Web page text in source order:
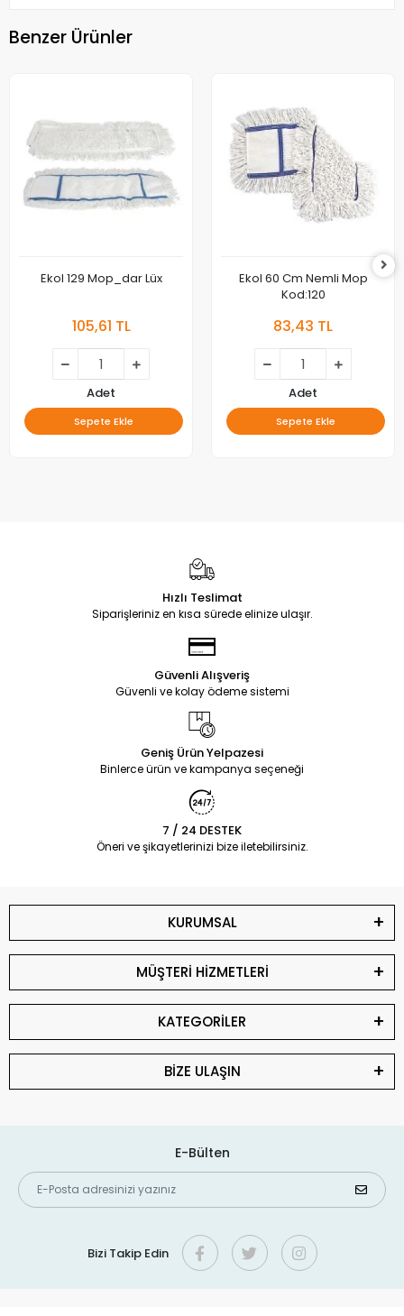
Benzer Ürünler
Ekol 129 Mop_dar Lüx
105,61 TL
Adet
Sepete Ekle
Ekol 60 Cm Nemli Mop
Kod:120
83,43 TL
Adet
Sepete Ekle
Hızlı Teslimat
Siparişleriniz en kısa sürede elinize ulaşır.
Güvenli Alışveriş
Güvenli ve kolay ödeme sistemi
Geniş Ürün Yelpazesi
Binlerce ürün ve kampanya seçeneği
7 / 24 DESTEK
Öneri ve şikayetlerinizi bize iletebilirsiniz.
KURUMSAL
MÜŞTERİ HİZMETLERİ
KATEGORİLER
BİZE ULAŞIN
E-Bülten
Bizi Takip Edin